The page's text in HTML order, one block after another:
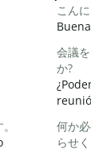
こん
会議
か?
何か
らせ